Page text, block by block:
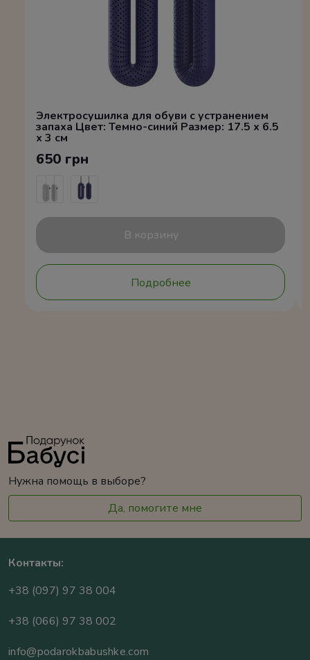
Электросушилка для обуви с устранением
запаха Цвет: Темно-синий Размер: 17.5 x 6.5
x 3 см
650 грн
В корзину
Подробнее
Нужна помощь в выборе?
Да, помогите мне
Контакты:
+38 (097) 97 38 004
+38 (066) 97 38 002
info@podarokbabushke.com